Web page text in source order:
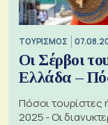
ΤΟΥΡΙΣΜΟΣ
Οι Σέρβοι
Ελλάδα –
Πόσοι τουρίστες
2025 - Οι